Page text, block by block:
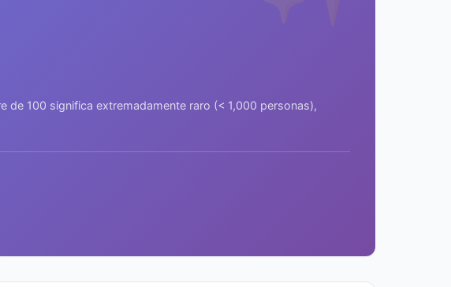
de 100 significa extremadamente raro (< 1,000 personas),